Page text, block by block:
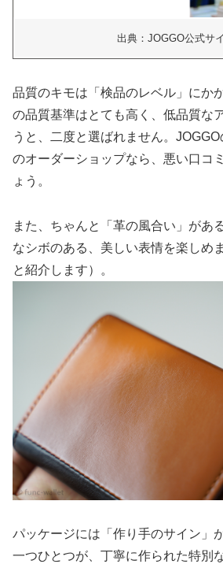
出典：JOGGO公式サ
品質のキモは「検品のレベル」にか
の品質基準はとても高く、低品質な
うと、二度と選ばれません。
のオーダーショップなら、悪い口コ
ょう。
また、ちゃんと「革の風合い」があ
なシボのある、美しい表情を楽しめ
と紹介します）。
パッケージには「作り手のサイン」
一つひとつが、丁寧に作られた特別